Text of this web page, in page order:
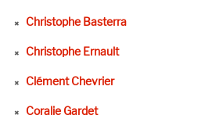
Christophe Basterra
Christophe Ernault
Clément Chevrier
Coralie Gardet